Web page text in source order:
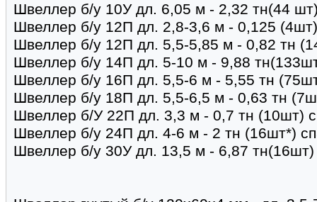
Швеллер б/у 10У дл. 6,05 м - 2,32 тн(44
Швеллер б/у 12П дл. 2,8-3,6 м - 0,125 (4шт)
Швеллер б/у 12П дл. 5,5-5,85 м - 0,82 тн
Швеллер б/у 14П дл. 5-10 м - 9,88
Швеллер б/у 16П дл. 5,5-6 м - 5,55 тн
Швеллер б/у 18П дл. 5,5-6,5 м - 0,63 тн
Швеллер б/У 22П дл. 3,3 м - 0,7 тн (10шт)
Швеллер б/у 24П дл. 4-6 м - 2 тн (16шт*)
Швеллер б/у 30У дл. 13,5 м - 6,87